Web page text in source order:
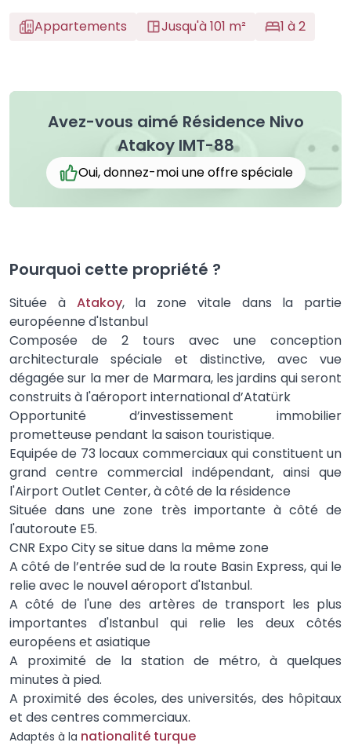
Appartements
Jusqu'à 101 m² 1 à 2
Avez-vous aimé Résidence Nivo
Atakoy IMT-88
Oui, donnez-moi une offre spéciale
Pourquoi cette propriété ?
Située à Atakoy, la zone vitale dans la partie
européenne d'Istanbul
Composée de 2 tours avec une conception
architecturale spéciale et distinctive, avec vue
dégagée sur la mer de Marmara, les jardins qui seront
construits à l'aéroport international d’Atatürk
Opportunité d’investissement immobilier
prometteuse pendant la saison touristique.
Equipée de 73 locaux commerciaux qui constituent un
grand centre commercial indépendant, ainsi que
l'Airport Outlet Center, à côté de la résidence
Située dans une zone très importante à côté de
l'autoroute E5.
CNR Expo City se situe dans la même zone
A côté de l’entrée sud de la route Basin Express, qui le
relie avec le nouvel aéroport d'Istanbul.
A côté de l'une des artères de transport les plus
importantes d'Istanbul qui relie les deux côtés
européens et asiatique
A proximité de la station de métro, à quelques
minutes à pied.
A proximité des écoles, des universités, des hôpitaux
et des centres commerciaux.
Adaptés à la nationalité turque